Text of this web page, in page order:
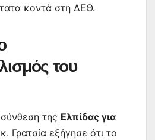
κοντά στη ΔΕΘ.
του
της Ελπίδας για
Γρατσία εξήγησε ότι το